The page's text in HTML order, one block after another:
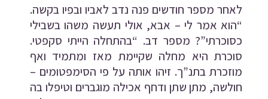
לאחר מספר חודשים פנה נדב לאביו ובפיו בקשה.
“הוא אמר לי – אבא, אולי תעשה משהו בשבילי
כסוכרתי”? מספר דב. “בהתחלה הייתי סקפטי.
סוכרת היא מחלה שקיימת מאז ומתמיד ואף
מוזכרת בתנ”ך. זיהו אותה על פי הסימפטומים –
חולשה, מתן שתן ודחף אכילה מוגברים וטיפלו בה